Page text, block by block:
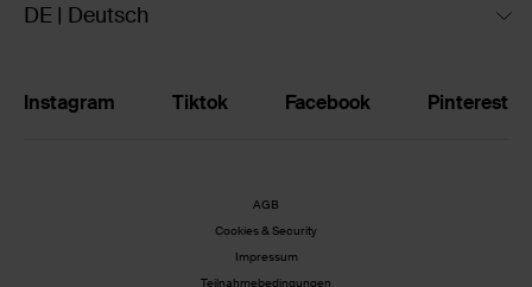
DE | Deutsch
Instagram Tiktok Facebook Pinterest
AGB
Cookies & Security
Impressum
Teilnahmebedingungen